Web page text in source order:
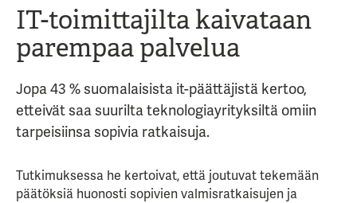
IT-toimittajilta kaivataan
parempaa palvelua
Jopa 43 % suomalaisista it-päättäjistä kertoo,
etteivät saa suurilta teknologiayrityksiltä omiin
tarpeisiinsasopivia ratkaisuja.
Tutkimuksessa he kertoivat, että joutuvat tekemään
päätöksiä huonosti sopivien valmisratkaisujen ja